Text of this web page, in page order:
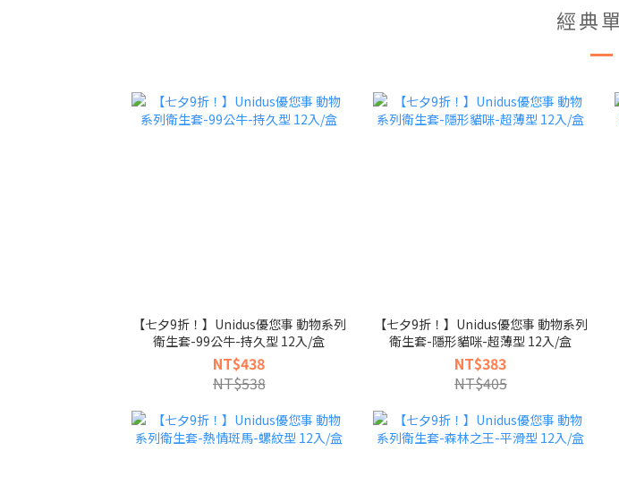
經典
【七夕9折！】Unidus優您事 動物系列
衛生套-99公牛-持久型 12入/盒
NT$438
NT$538
【七夕9折！】Unidus優您事 動物系列
衛生套-隱形貓咪-超薄型 12入/盒
NT$383
NT$405